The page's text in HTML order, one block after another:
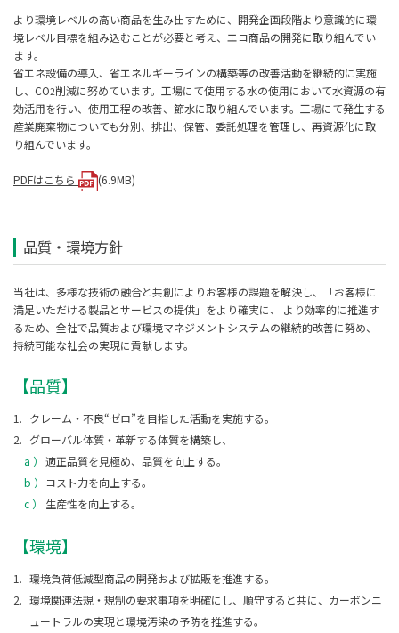
より環境レベルの高い商品を生み出すために、開発企画段階より意識的に環
境レベル目標を組み込むことが必要と考え、エコ商品の開発に取り組んでい
ます。
省エネ設備の導入、省エネルギーラインの構築等の改善活動を継続的に実施
し、CO2削減に努めています。工場にて使用する水の使用において水資源の有
効活用を行い、使用工程の改善、節水に取り組んでいます。工場にて発生する
産業廃棄物についても分別、排出、保管、委託処理を管理し、再資源化に取
り組んでいます。
PDFはこちら (6.9MB)
品質・環境方針
当社は、多様な技術の融合と共創によりお客様の課題を解決し、「お客様に
満足いただける製品とサービスの提供」をより確実に、 より効率的に推進す
るため、全社で品質および環境マネジメントシステムの継続的改善に努め、
持続可能な社会の実現に貢献します。
【品質】
1. クレーム・不良“ゼロ”を目指した活動を実施する。
2. グローバル体質・革新する体質を構築し、
a ） 適正品質を見極め、品質を向上する。
b ） コスト力を向上する。
c ）
生産性を向上する。
【環境】
1. 環境負荷低減型商品の開発および拡販を推進する。
2. 環境関連法規・規制の要求事項を明確にし、順守すると共に、カーボンニ
ュートラルの実現と環境汚染の予防を推進する。